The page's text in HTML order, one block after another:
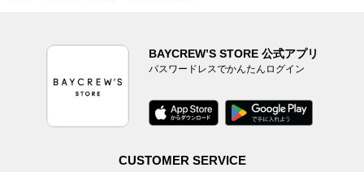
BAYCREW’S STORE 公式アプリ
パスワードレスでかんたんログイン
CUSTOMER SERVICE